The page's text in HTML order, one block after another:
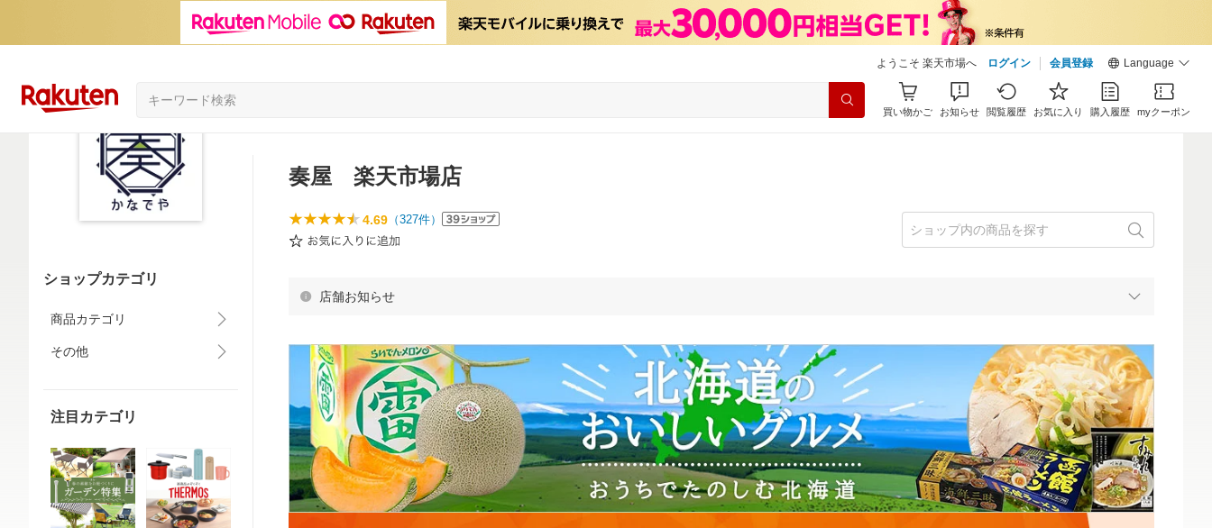
ようこそ 楽天市場へ ログイン 会員登録 Language
買い物かご お知らせ 閲覧履歴 お気に入り 購入履歴 myクーポン
ショップカテゴリ
商品カテゴリ
その他
注目カテゴリ
奏屋 楽天市場店
4.69 （327件）
店舗お知らせ